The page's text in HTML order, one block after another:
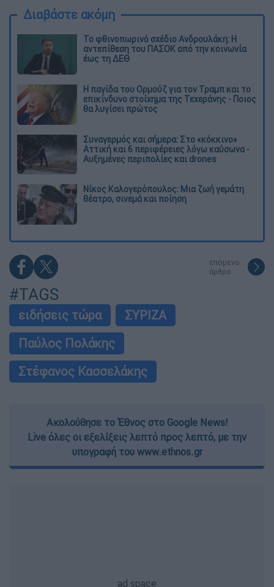
Διαβάστε ακόμη
Το φθινοπωρινό σχέδιο Ανδρουλάκη: Η
αντεπίθεση του ΠΑΣΟΚ από την κοινωνία
έως τη ΔΕΘ
Η παγίδα του Ορμούζ για τον Τραμπ και το
επικίνδυνο στοίχημα της Τεχεράνης - Ποιος
θα λυγίσει πρώτος
Συναγερμός και σήμερα: Στο «κόκκινο»
Αττική και 6 περιφέρειες λόγω καύσωνα -
Αυξημένες περιπολίες και drones
Νίκος Καλογερόπουλος: Μια ζωή γεμάτη
θέατρο, σινεμά και ποίηση
επόμενο
άρθρο
#TAGS
ειδήσεις τώρα
ΣΥΡΙΖΑ
Παύλος Πολάκης
Στέφανος Κασσελάκης
Ακολούθησε το Έθνος στο Google News!
Live όλες οι εξελίξεις λεπτό προς λεπτό, με την
υπογραφή του www.ethnos.gr